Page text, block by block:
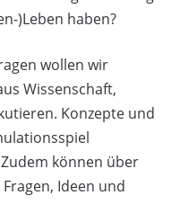
)Leben haben?
wollen wir
Wissenschaft,
Konzepte und
können über
Ideen und